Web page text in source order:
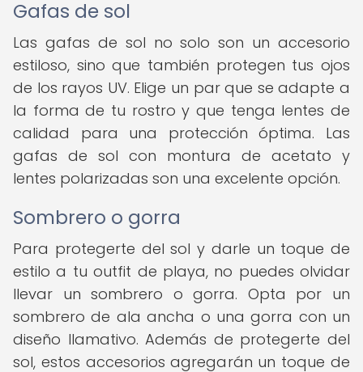
Gafas de sol
Las gafas de sol no solo son un accesorio
estiloso, sino que también protegen tus ojos
de los rayos UV. Elige un par que se adapte a
la forma de tu rostro y que tenga lentes de
calidad para una protección óptima. Las
gafas de sol con montura de acetato y
lentes polarizadas son una excelente opción.
Sombrero o gorra
Para protegerte del sol y darle un toque de
estilo a tu outfit de playa, no puedes olvidar
llevar un sombrero o gorra. Opta por un
sombrero de ala ancha o una gorra con un
diseño llamativo. Además de protegerte del
sol, estos accesorios agregarán un toque de